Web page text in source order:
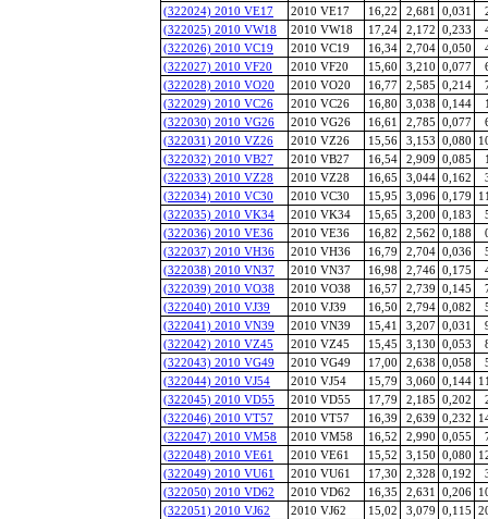
(322024) 2010 VE17
2010 VE17 16,22 2,681 0,031
(322025) 2010 VW18
2010 VW18 17,24 2,172 0,233
(322026) 2010 VC19
2010 VC19 16,34 2,704 0,050
(322027) 2010 VF20
2010 VF20 15,60 3,210 0,077
(322028) 2010 VO20
2010 VO20 16,77 2,585 0,214
(322029) 2010 VC26
2010 VC26 16,80 3,038 0,144
(322030) 2010 VG26
2010 VG26 16,61 2,785 0,077
(322031) 2010 VZ26
2010 VZ26 15,56 3,153 0,080
(322032) 2010 VB27
2010 VB27 16,54 2,909 0,085
(322033) 2010 VZ28
2010 VZ28 16,65 3,044 0,162
(322034) 2010 VC30
2010 VC30 15,95 3,096 0,179
(322035) 2010 VK34
2010 VK34 15,65 3,200 0,183
(322036) 2010 VE36
2010 VE36 16,82 2,562 0,188
(322037) 2010 VH36
2010 VH36 16,79 2,704 0,036
(322038) 2010 VN37
2010 VN37 16,98 2,746 0,175
(322039) 2010 VO38
2010 VO38 16,57 2,739 0,145
(322040) 2010 VJ39
2010 VJ39 16,50 2,794 0,082
(322041) 2010 VN39
2010 VN39 15,41 3,207 0,031
(322042) 2010 VZ45
2010 VZ45 15,45 3,130 0,053
(322043) 2010 VG49
2010 VG49 17,00 2,638 0,058
(322044) 2010 VJ54
2010 VJ54 15,79 3,060 0,144
(322045) 2010 VD55
2010 VD55 17,79 2,185 0,202
(322046) 2010 VT57
2010 VT57 16,39 2,639 0,232
(322047) 2010 VM58
2010 VM58 16,52 2,990 0,055
(322048) 2010 VE61
2010 VE61 15,52 3,150 0,080
(322049) 2010 VU61
2010 VU61 17,30 2,328 0,192
(322050) 2010 VD62
2010 VD62 16,35 2,631 0,206
(322051) 2010 VJ62
2010 VJ62 15,02 3,079 0,115